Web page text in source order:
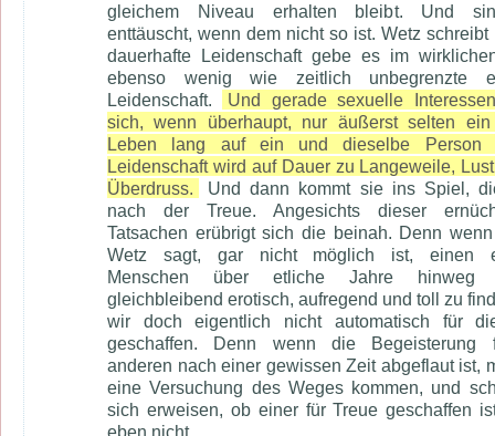
gleichem Niveau erhalten bleibt. Und
enttäuscht, wenn dem nicht so ist. Wetz schreibt
dauerhafte Leidenschaft gebe es im
ebenso wenig wie zeitlich unbegrenzte
Leidenschaft.
Und gerade sexuelle
sich, wenn überhaupt, nur äußerst selten ein
Leben lang auf ein und dieselbe Person
Leidenschaft wird auf Dauer zu Langeweile,
Überdruss.
Und dann kommt sie ins Spiel,
nach der Treue. Angesichts dieser
Tatsachen erübrigt sich die beinah. Denn
Wetz sagt, gar nicht möglich ist, einen
Menschen über etliche Jahre hinweg
gleichbleibend erotisch, aufregend und toll zu
wir doch eigentlich nicht automatisch für
geschaffen. Denn wenn die Begeisterung
anderen nach einer gewissen Zeit abgeflaut ist,
eine Versuchung des Weges kommen, und
sich erweisen, ob einer für Treue geschaffen
eben nicht.